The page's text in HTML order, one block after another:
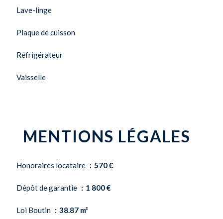
Lave-linge
Plaque de cuisson
Réfrigérateur
Vaisselle
MENTIONS LÉGALES
Honoraires locataire 570 €
Dépôt de garantie 1 800 €
Loi Boutin 38.87 m²